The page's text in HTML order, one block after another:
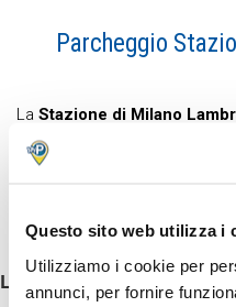
Questo sito web utilizza i
Utilizziamo i cookie per
annunci, per fornire
Parcheggio
La Stazione di Milano
per chi si muove a Milano.
regionale, un treno ad
L'importanza di prenotare